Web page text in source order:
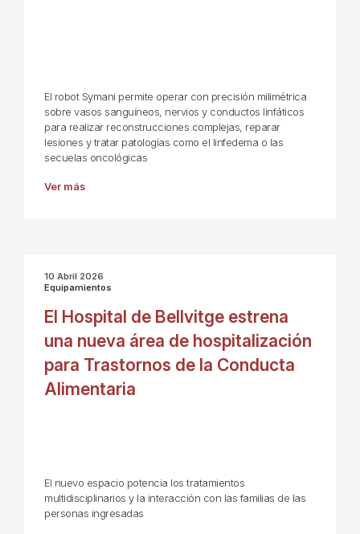
El robot Symani permite operar con precisión milimétrica
sobre vasos sanguíneos, nervios y conductos linfáticos
para realizar reconstrucciones complejas, reparar
lesiones y tratar patologías como el linfedema o las
secuelas oncológicas
Ver más
10 Abril 2026
Equipamientos
El Hospital de Bellvitge estrena
una nueva área de hospitalización
para Trastornos de la Conducta
Alimentaria
El nuevo espacio potencia los tratamientos
multidisciplinarios y la interacción con las familias de las
personas ingresadas